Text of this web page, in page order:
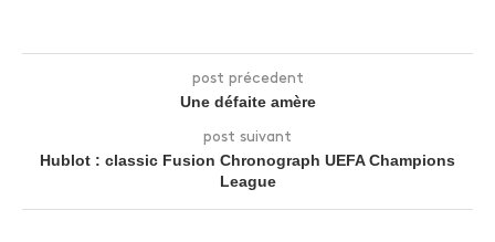
post précedent
Une défaite amère
post suivant
Hublot : classic Fusion Chronograph UEFA Champions
League